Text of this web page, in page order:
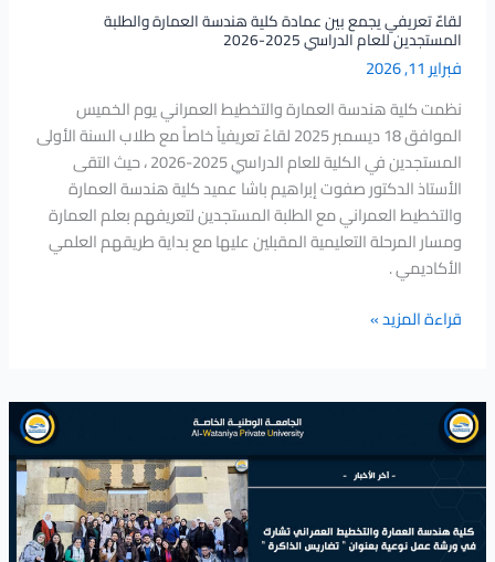
لقاءٌ تعريفي يجمع بين عمادة كلية هندسة العمارة والطلبة
المستجدين للعام الدراسي 2025-2026
فبراير 11, 2026
نظمت كلية هندسة العمارة والتخطيط العمراني يوم الخميس
الموافق 18 ديسمبر 2025 لقاءً تعريفياً خاصاً مع طلاب السنة الأولى
المستجدين في الكلية للعام الدراسي 2025-2026 ، حيث التقى
الأستاذ الدكتور صفوت إبراهيم باشا عميد كلية هندسة العمارة
والتخطيط العمراني مع الطلبة المستجدين لتعريفهم بعلم العمارة
ومسار المرحلة التعليمية المقبلين عليها مع بداية طريقهم العلمي
الأكاديمي .
الدراسي
2025-
2026
قراءة المزيد »
كلية
هندسة
العمارة
والتخطيط
تشارك